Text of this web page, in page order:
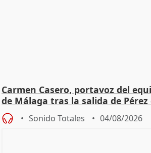
Carmen Casero, portavoz del
de Málaga tras la salida de Pérez
Sonido Totales 04/08/2026